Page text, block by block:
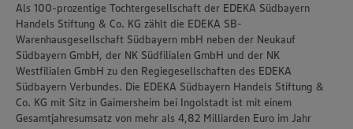
Als 100-prozentige Tochtergesellschaft der EDEKA Südbayern
Handels Stiftung & Co. KG zählt die EDEKA SB-
Warenhausgesellschaft Südbayern mbH neben der Neukauf
Südbayern GmbH, der NK Südfilialen GmbH und der NK
Westfilialen GmbH zu den Regiegesellschaften des EDEKA
Südbayern Verbundes. Die EDEKA Südbayern Handels Stiftung &
Co. KG mit Sitz in Gaimersheim bei Ingolstadt ist mit einem
Gesamtjahresumsatz von mehr als 4,82 Milliarden Euro im Jahr